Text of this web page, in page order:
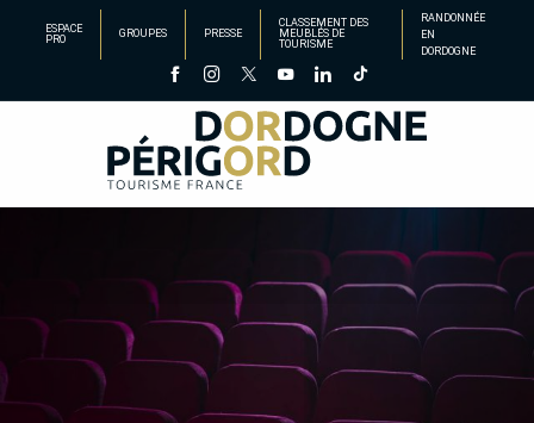
principal
ESPACE
PRO
GROUPES PRESSE
CLASSEMENT DES
MEUBLÉS DE
TOURISME
RANDONNÉE
EN
DORDOGNE